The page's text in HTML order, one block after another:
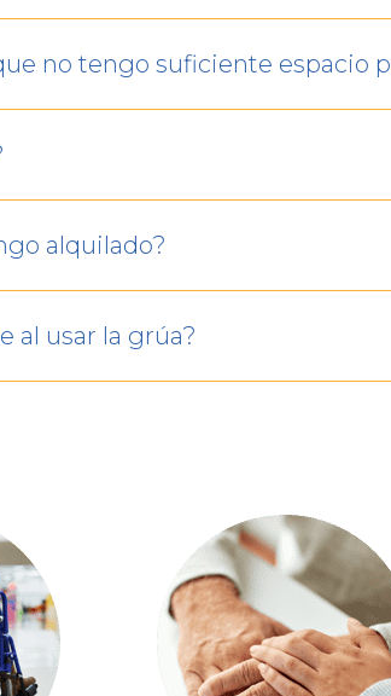
no tengo suficiente espacio
alquilado?
al usar la grúa?